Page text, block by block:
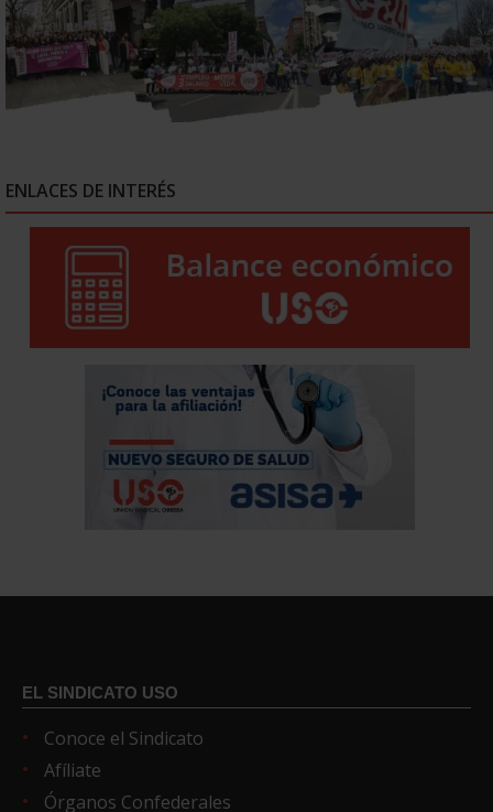
ENLACES DE INTERÉS
EL SINDICATO USO
Conoce el Sindicato
Afíliate
Órganos Confederales